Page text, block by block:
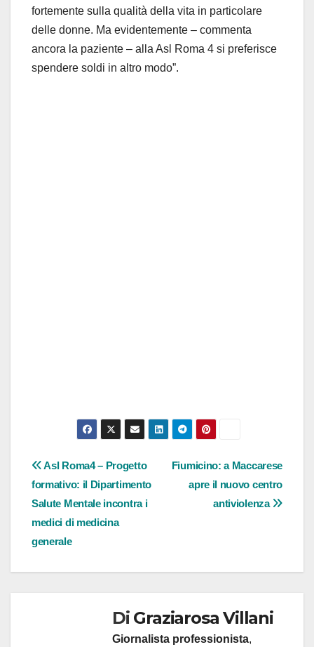
fortemente sulla qualità della vita in particolare
delle donne. Ma evidentemente – commenta
ancora la paziente – alla Asl Roma 4 si preferisce
spendere soldi in altro modo”.
Navigazione
articoli
Fiumicino: a Maccarese
apre il nuovo centro
antiviolenza
Asl Roma4 – Progetto
formativo: il Dipartimento
Salute Mentale incontra i
medici di medicina
generale
Di Graziarosa Villani
Giornalista professionista,